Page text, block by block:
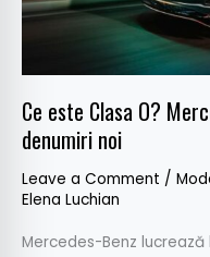
Ce este Clasa O?
denumiri noi
Leave a Comment /
Elena Luchian
Mercedes-Benz
noi